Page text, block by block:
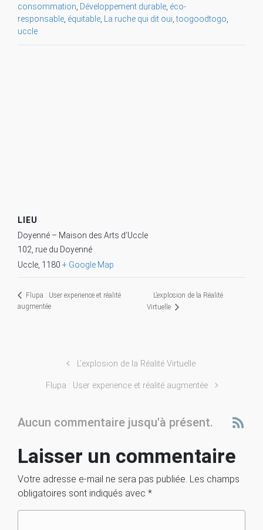
consommation, Développement durable, éco-
responsable, équitable, La ruche qui dit oui,toogoodtogo,
uccle
LIEU
Doyenné – Maison des Arts d’Uccle
102, rue du Doyenné
Uccle, 1180 + Google Map
Flupa : User experience et réalité
augmentée
L’explosion de la Réalité
Virtuelle
L’explosion de la Réalité Virtuelle
Flupa : User experience et réalité augmentée
Aucun commentaire jusqu'à présent.
Laisser un commentaire
Votre adresse e-mail ne sera pas publiée. Les champs
obligatoires sont indiqués avec *